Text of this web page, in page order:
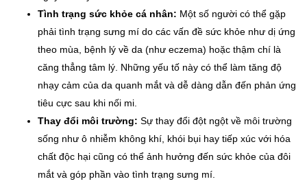
Tình trạng sức khỏe cá nhân: Một số người có thể gặp
phải tình trạng sưng mí do các vấn đề sức khỏe như dị ứng
theo mùa, bệnh lý về da (như eczema) hoặc thậm chí là
căng thẳng tâm lý. Những yếu tố này có thể làm tăng độ
nhạy cảm của da quanh mắt và dễ dàng dẫn đến phản ứng
tiêu cực sau khi nối mi.
Thay đổi môi trường: Sự thay đổi đột ngột về môi trường
sống như ô nhiễm không khí, khói bụi hay tiếp xúc với hóa
chất độc hại cũng có thể ảnh hưởng đến sức khỏe của đôi
mắt và góp phần vào tình trạng sưng mí.